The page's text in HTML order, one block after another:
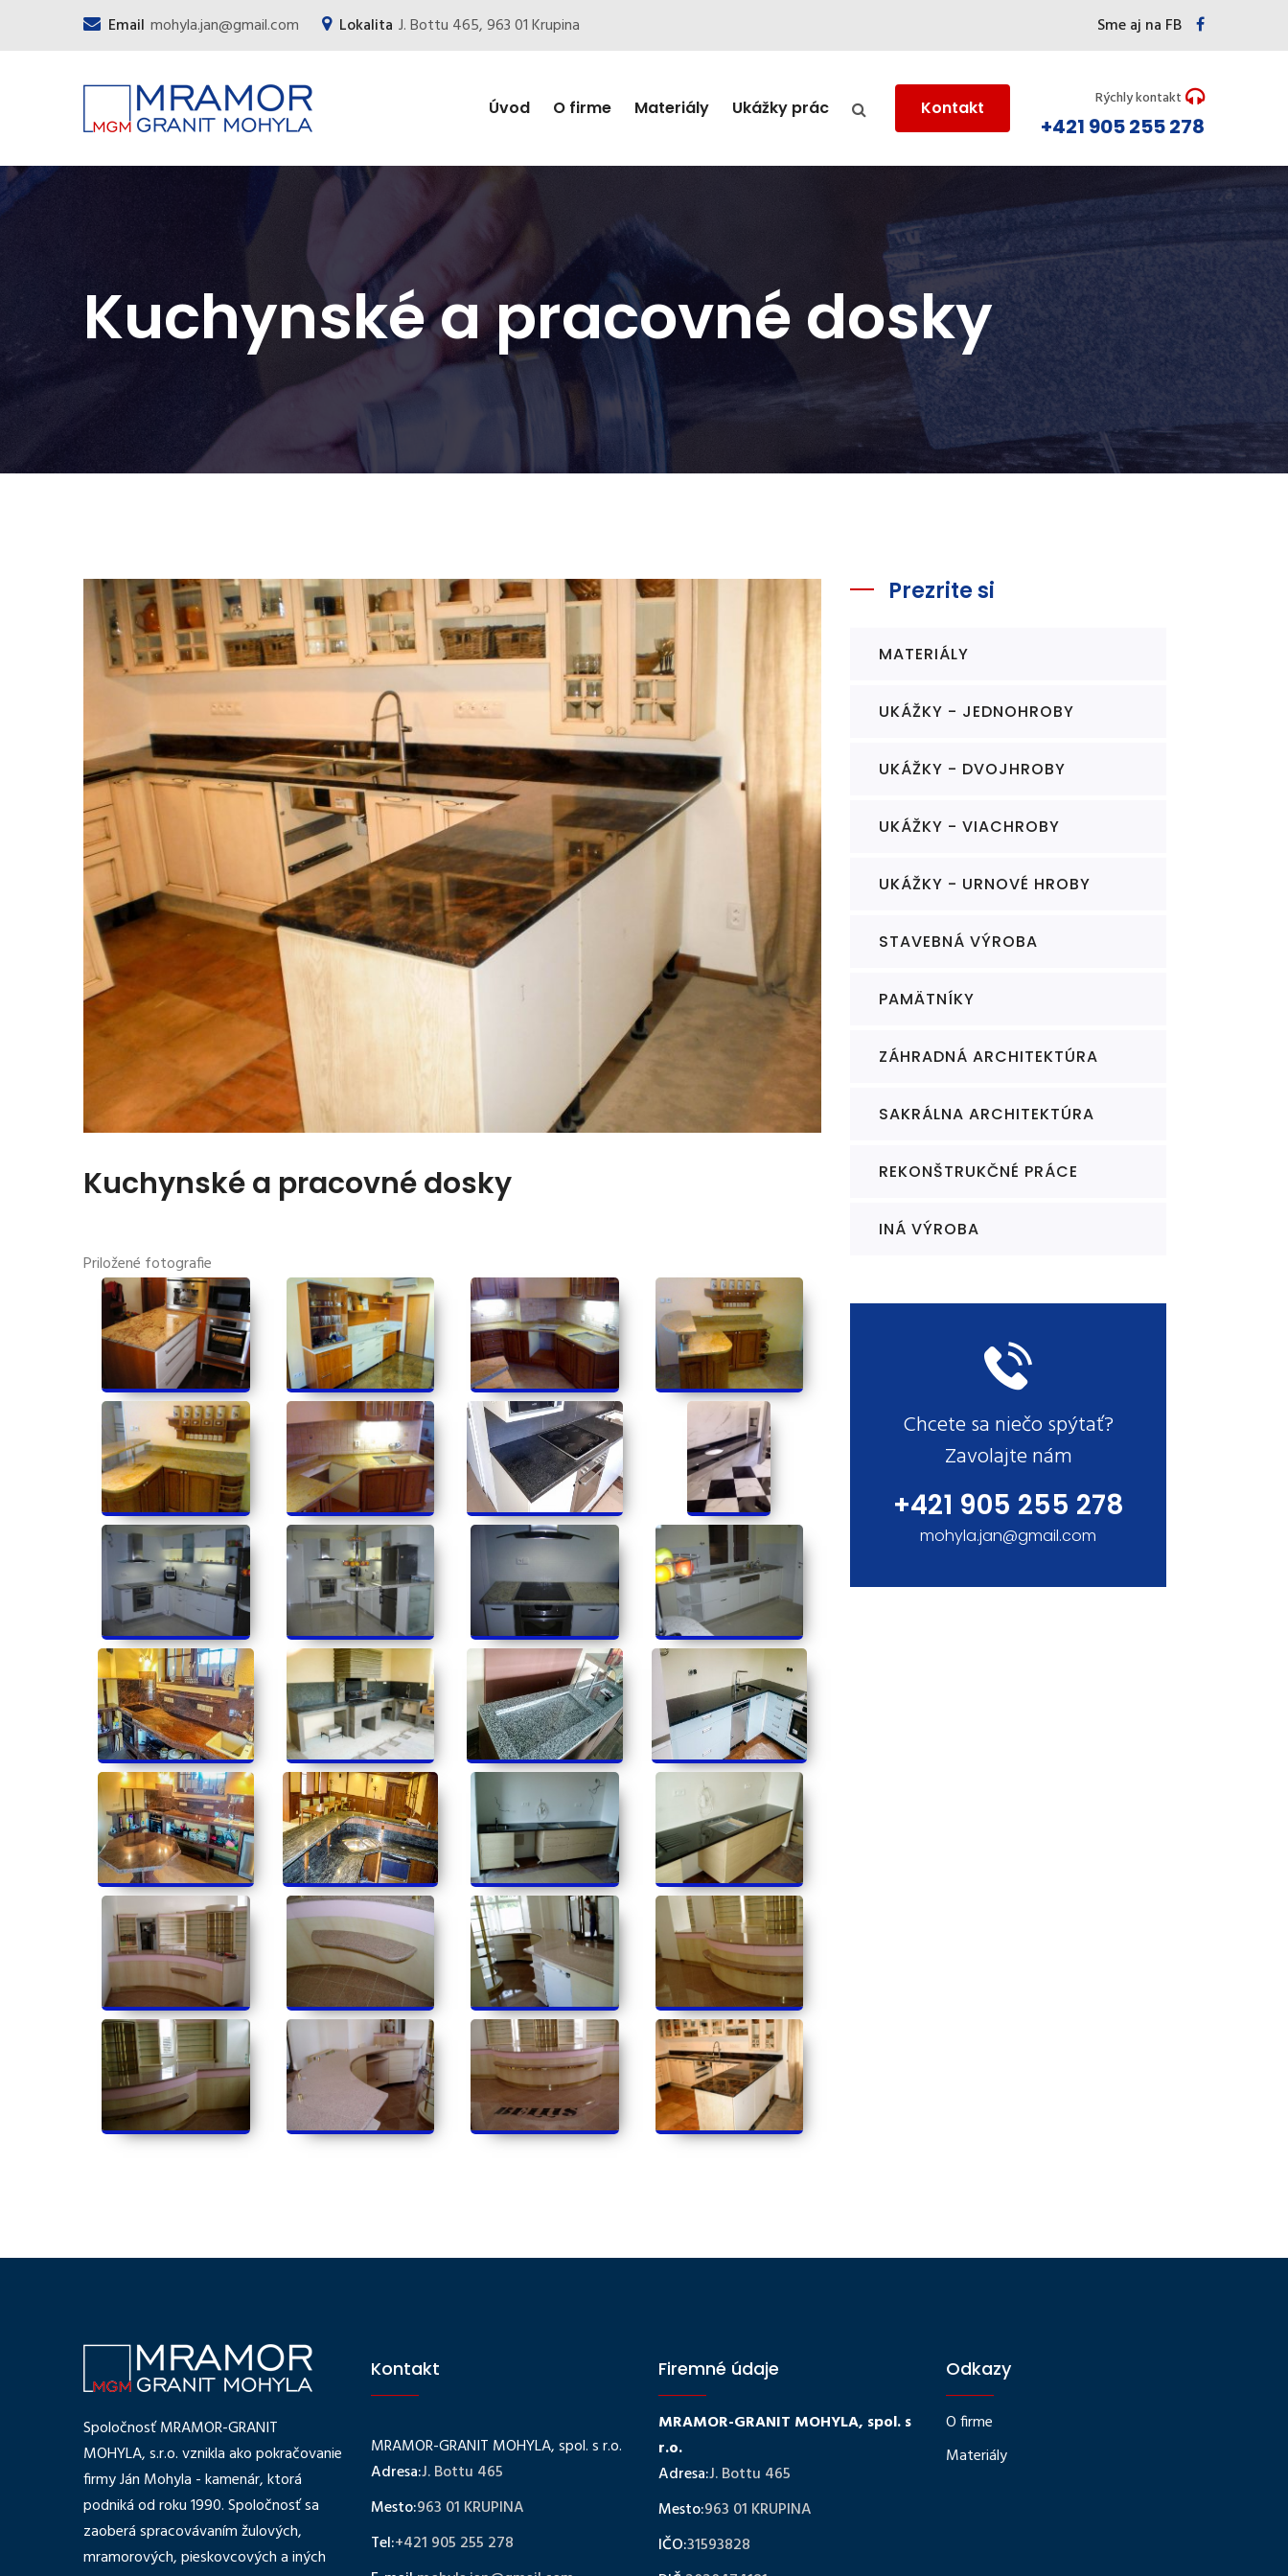
Email mohyla.jan@gmail.com Lokalita J. Bottu 465, 963 01 Krupina Sme aj na FB
Úvod O firme Materiály Ukážky prác Rýchly kontakt
+421 905 255 278
Kontakt
Kuchynské a pracovné dosky
Kuchynské a pracovné dosky
Priložené fotografie
Prezrite si
MATERIÁLY
UKÁŽKY - JEDNOHROBY
UKÁŽKY - DVOJHROBY
UKÁŽKY - VIACHROBY
UKÁŽKY - URNOVÉ HROBY
STAVEBNÁ VÝROBA
PAMÄTNÍKY
ZÁHRADNÁ ARCHITEKTÚRA
SAKRÁLNA ARCHITEKTÚRA
REKONŠTRUKČNÉ PRÁCE
INÁ VÝROBA
Chcete sa niečo spýtať?
Zavolajte nám
+421 905 255 278
mohyla.jan@gmail.com
Spoločnosť MRAMOR-GRANIT
MOHYLA, s.r.o. vznikla ako pokračovanie
firmy Ján Mohyla - kamenár, ktorá
podniká od roku 1990. Spoločnosť sa
zaoberá spracovávaním žulových,
mramorových, pieskovcových a iných
Kontakt
MRAMOR-GRANIT MOHYLA, spol. s r.o.
Adresa:J. Bottu 465
Mesto:963 01 KRUPINA
Tel:+421 905 255 278
Firemné údaje
MRAMOR-GRANIT MOHYLA, spol. s
r.o.
Adresa:J. Bottu 465
Mesto:963 01 KRUPINA
IČO:31593828
Odkazy
O firme
Materiály